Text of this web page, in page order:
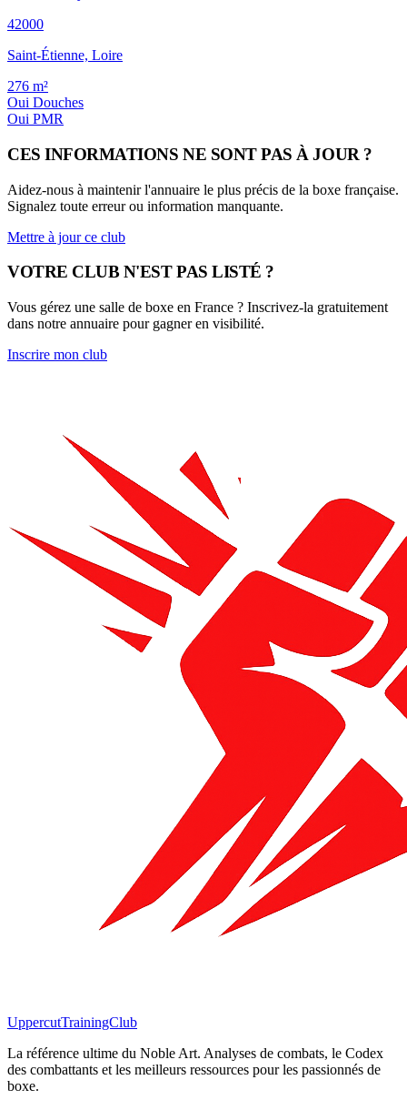
42000
Saint-Étienne, Loire
276 m²
Oui Douches
Oui PMR
CES INFORMATIONS NE SONT PAS À JOUR ?
Aidez-nous à maintenir l'annuaire le plus précis de la boxe française.
Signalez toute erreur ou information manquante.
Mettre à jour ce club
VOTRE CLUB N'EST PAS LISTÉ ?
Vous gérez une salle de boxe en France ? Inscrivez-la gratuitement
dans notre annuaire pour gagner en visibilité.
Inscrire mon club
UppercutTrainingClub
La référence ultime du Noble Art. Analyses de combats, le Codex
des combattants et les meilleurs ressources pour les passionnés de
boxe.